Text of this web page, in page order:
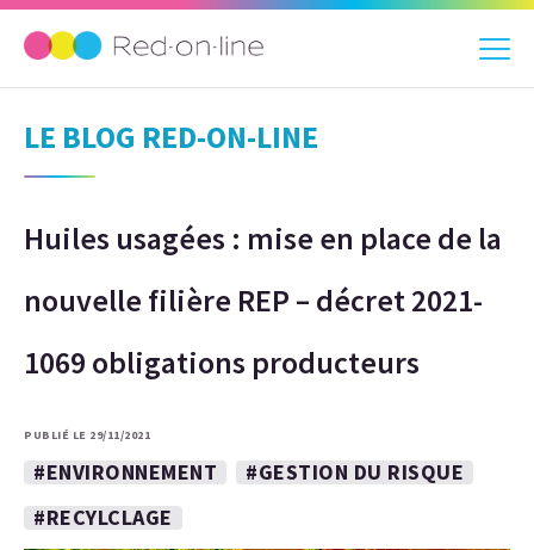
LE BLOG RED-ON-LINE
Huiles usagées : mise en place de la
nouvelle filière REP – décret 2021-
1069 obligations producteurs
PUBLIÉ LE 29/11/2021
#ENVIRONNEMENT
#GESTION DU RISQUE
#RECYLCLAGE